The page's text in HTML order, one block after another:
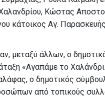
Κώστας
κάτοικος Αγ.
μεταξύ άλλων, ο
«Αγαπάμε το
ο δημοτικός
από τοπικούς